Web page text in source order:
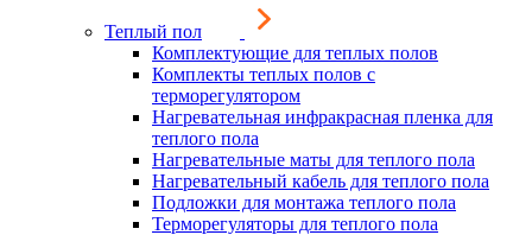
Теплый пол
Комплектующие для теплых полов
Комплекты теплых полов с
терморегулятором
Нагревательная инфракрасная пленка для
теплого пола
Нагревательные маты для теплого пола
Нагревательный кабель для теплого пола
Подложки для монтажа теплого пола
Терморегуляторы для теплого пола